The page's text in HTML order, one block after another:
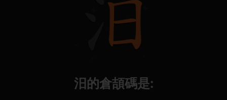
汨的倉頡碼是: